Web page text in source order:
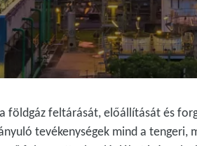
földgáz feltárását, előállítását és
tevékenységek mind a tengeri,